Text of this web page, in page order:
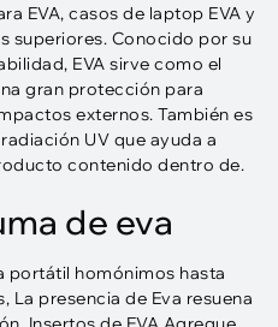
EVA, casos de laptop EVA y
superiores. Conocido por su
EVA sirve como el
gran protección para
externos. También es
UV que ayuda a
contenido dentro de.
de eva
portátil homónimos hasta
La presencia de Eva resuena